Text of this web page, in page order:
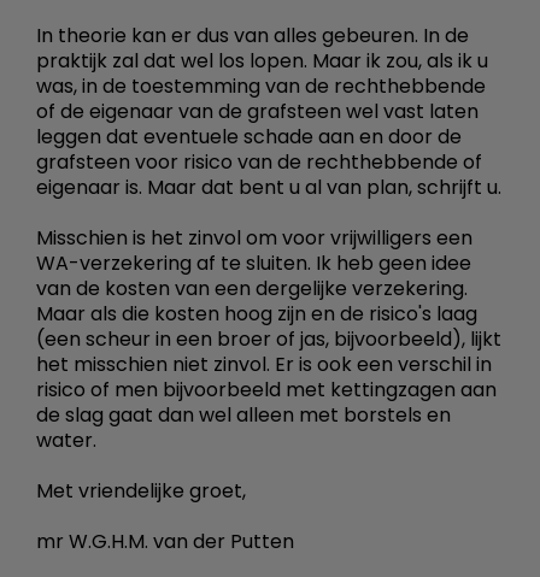
In theorie kan er dus van alles gebeuren. In de
praktijk zal dat wel los lopen. Maar ik zou, als ik u
was, in de toestemming van de rechthebbende
of de eigenaar van de grafsteen wel vast laten
leggen dat eventuele schade aan en door de
grafsteen voor risico van de rechthebbende of
eigenaar is. Maar dat bent u al van plan, schrijft u.
Misschien is het zinvol om voor vrijwilligers een
WA-verzekering af te sluiten. Ik heb geen idee
van de kosten van een dergelijke verzekering.
Maar als die kosten hoog zijn en de risico's laag
(een scheur in een broer of jas, bijvoorbeeld), lijkt
het misschien niet zinvol. Er is ook een verschil in
risico of men bijvoorbeeld met kettingzagen aan
de slag gaat dan wel alleen met borstels en
water.
Met vriendelijke groet,
mr W.G.H.M. van der Putten